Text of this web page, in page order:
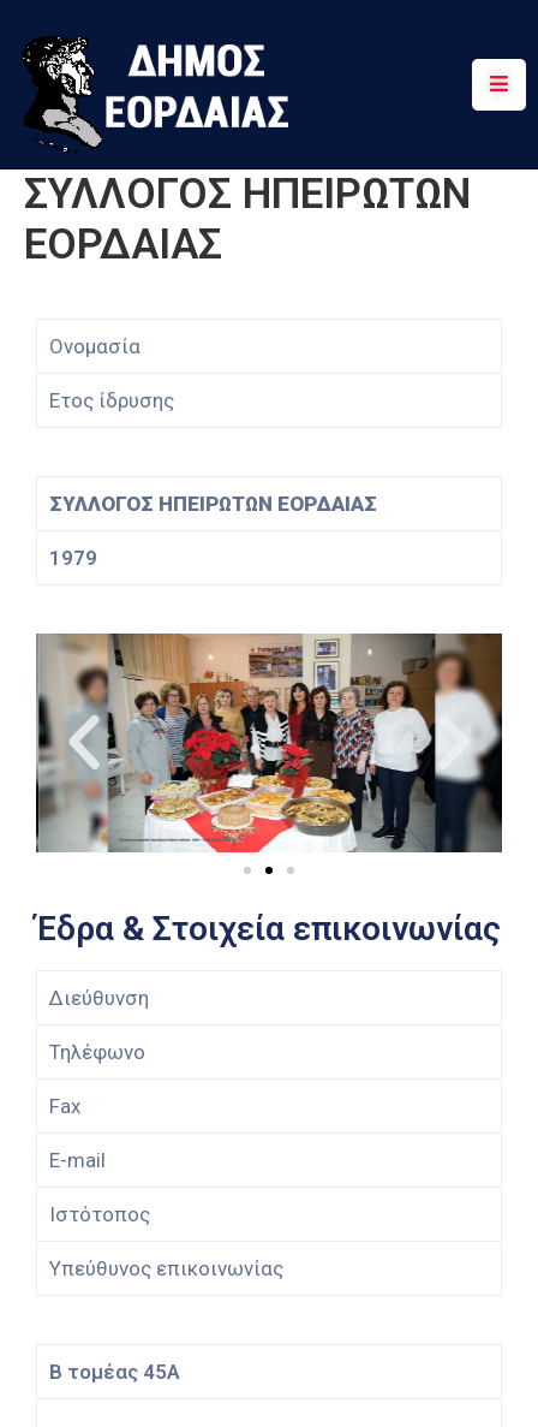
Αρχική
Πτολεμαΐδα
Κοινότητες
ΣΥΛΛΟΓΟΣ ΗΠΕΙΡΩΤΩΝ
ΕΟΡΔΑΙΑΣ
Ονομασία
Ετος ίδρυσης
ΣΥΛΛΟΓΟΣ ΗΠΕΙΡΩΤΩΝ ΕΟΡΔΑΙΑΣ
1979
Έδρα & Στοιχεία επικοινωνίας
Διεύθυνση
Τηλέφωνο
Fax
E-mail
Ιστότοπος
Υπεύθυνος επικοινωνίας
Β τομέας 45Α